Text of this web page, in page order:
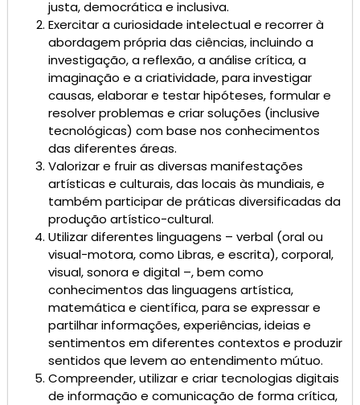
justa, democrática e inclusiva.
Exercitar a curiosidade intelectual e recorrer à
abordagem própria das ciências, incluindo a
investigação, a reflexão, a análise crítica, a
imaginação e a criatividade, para investigar
causas, elaborar e testar hipóteses, formular e
resolver problemas e criar soluções (inclusive
tecnológicas) com base nos conhecimentos
das diferentes áreas.
Valorizar e fruir as diversas manifestações
artísticas e culturais, das locais às mundiais, e
também participar de práticas diversificadas da
produção artístico-cultural.
Utilizar diferentes linguagens – verbal (oral ou
visual-motora, como Libras, e escrita), corporal,
visual, sonora e digital –, bem como
conhecimentos das linguagens artística,
matemática e científica, para se expressar e
partilhar informações, experiências, ideias e
sentimentos em diferentes contextos e produzir
sentidos que levem ao entendimento mútuo.
Compreender, utilizar e criar tecnologias digitais
de informação e comunicação de forma crítica,